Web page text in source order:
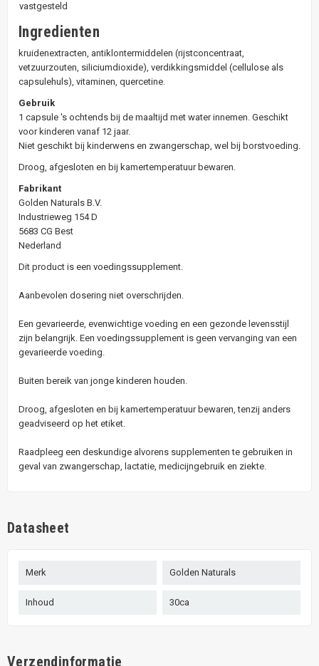
vastgesteld
Ingredienten
kruidenextracten, antiklontermiddelen (rijstconcentraat,
vetzuurzouten, siliciumdioxide), verdikkingsmiddel (cellulose als
capsulehuls), vitaminen, quercetine.
Gebruik
1 capsule 's ochtends bij de maaltijd met water innemen. Geschikt
voor kinderen vanaf 12 jaar.
Niet geschikt bij kinderwens en zwangerschap, wel bij borstvoeding.
Droog, afgesloten en bij kamertemperatuur bewaren.
Fabrikant
Golden Naturals B.V.
Industrieweg 154 D
5683 CG Best
Nederland
Dit product is een voedingssupplement.
Aanbevolen dosering niet overschrijden.
Een gevarieerde, evenwichtige voeding en een gezonde levensstijl
zijn belangrijk. Een voedingssupplement is geen vervanging van een
gevarieerde voeding.
Buiten bereik van jonge kinderen houden.
Droog, afgesloten en bij kamertemperatuur bewaren, tenzij anders
geadviseerd op het etiket.
Raadpleeg een deskundige alvorens supplementen te gebruiken in
geval van zwangerschap, lactatie, medicijngebruik en ziekte.
Datasheet
Merk Golden Naturals
Inhoud 30ca
Verzendinformatie